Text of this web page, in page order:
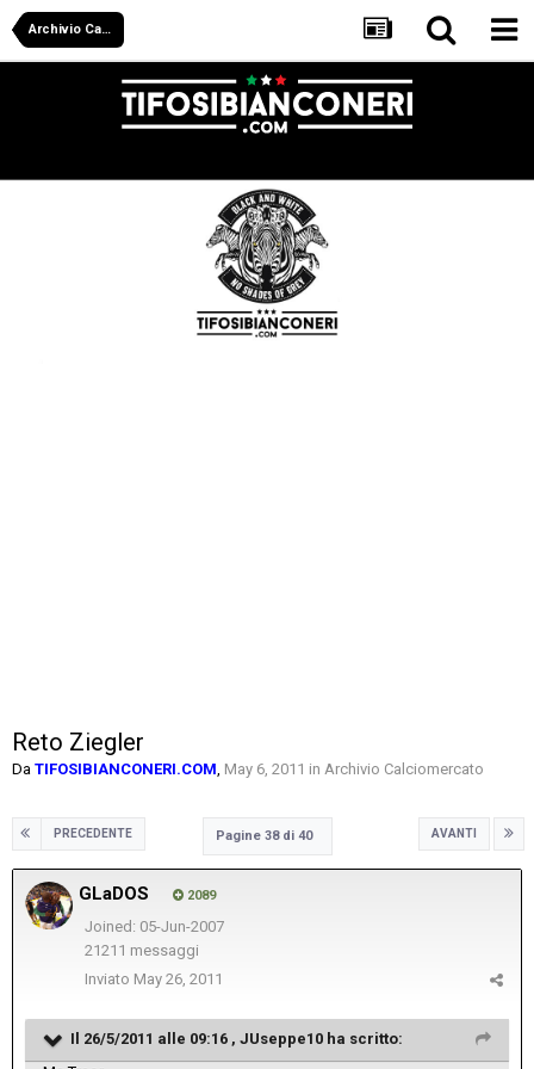
Archivio Calciomercato
Reto Ziegler
Da TIFOSIBIANCONERI.COM, May 6, 2011 in Archivio Calciomercato
PRECEDENTE AVANTI
Pagine 38 di 40
GLaDOS 2089
Joined: 05-Jun-2007
21211 messaggi
Inviato May 26, 2011
Il 26/5/2011 alle 09:16 , JUseppe10 ha scritto: